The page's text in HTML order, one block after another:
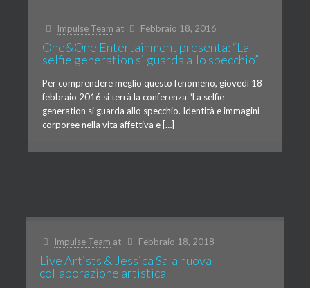
Impulse Team at Febbraio 18, 2016
One&One Entertainment presenta: “La
selfie generation si guarda allo specchio”
Per comprendere meglio questo fenomeno, giovedì 18
febbraio 2016 si terrà la conferenza “La selfie
generation si guarda allo specchio. Identità e immagini
corporee nella vita affettiva e […]
Impulse Team at Febbraio 18, 2018
Live Artists & Jessica Sala nuova
collaborazione artistica